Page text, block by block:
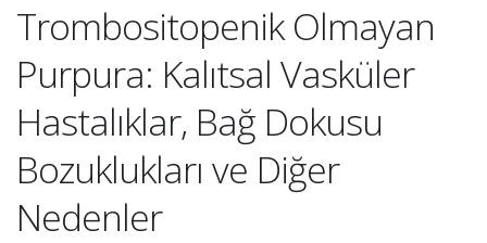
Trombositopenik Olmayan
Purpura: Kalıtsal Vasküler
Hastalıklar, Bağ Dokusu
Bozuklukları ve Diğer
Nedenler